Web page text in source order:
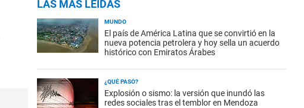
LAS MÁS LEÍDAS
MUNDO
El país de América Latina que se convirtió en la
nueva potencia petrolera y hoy sella un acuerdo
histórico con Emiratos Árabes
¿QUÉ PASÓ?
Explosión o sismo: la versión que inundó las
redes sociales tras el temblor en Mendoza